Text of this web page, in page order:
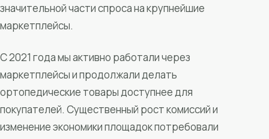
значительной части спроса на крупнейшие
маркетплейсы.
С 2021 года мы активно работали через
маркетплейсы и продолжали делать
ортопедические товары доступнее для
покупателей. Существенный рост комиссий и
изменение экономики площадок потребовали